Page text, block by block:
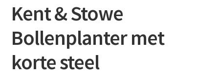
Kent & Stowe
Bollenplanter met
korte steel